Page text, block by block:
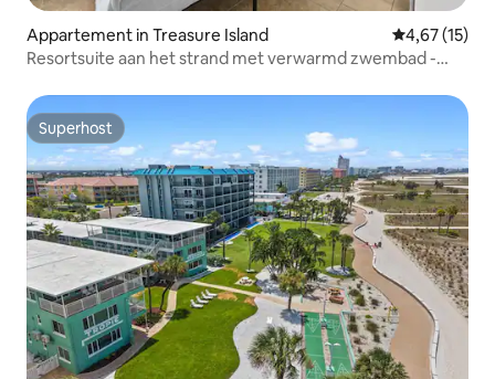
Appartement in Treasure Island Gemiddelde
4,67 (15)
Resortsuite aan het strand met verwarmd zwembad -
Superhost
Superhost